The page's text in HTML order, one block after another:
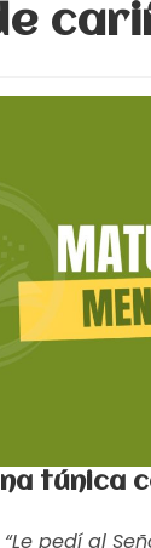
túnica
“Le pedí al